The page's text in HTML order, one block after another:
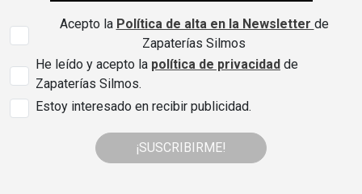
Acepto la Política de alta en la Newsletter de
Zapaterías Silmos
He leído y acepto la política de privacidad de
Zapaterías Silmos.
Estoy interesado en recibir publicidad.
¡SUSCRIBIRME!